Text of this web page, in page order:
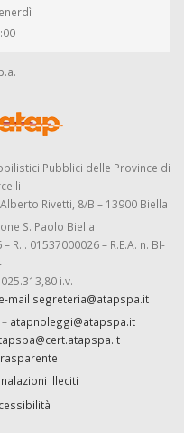
Pubblici delle Province di
Rivetti, 8/B – 13900 Biella
S. Paolo Biella
R.I. 01537000026 – R.E.A. n. BI-
i.v.
e-mail segreteria@atapspa.it
atapnoleggi@atapspa.it
illeciti